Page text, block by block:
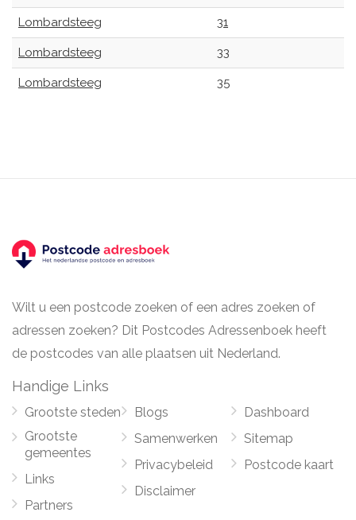
Lombardsteeg 31
Lombardsteeg 33
Lombardsteeg 35
Wilt u een postcode zoeken of een adres zoeken of
adressen zoeken? Dit Postcodes Adressenboek heeft
de postcodes van alle plaatsen uit Nederland.
Handige Links
Grootste steden
Grootste
gemeentes
Links
Partners
Blogs
Samenwerken
Privacybeleid
Disclaimer
Dashboard
Sitemap
Postcode kaart